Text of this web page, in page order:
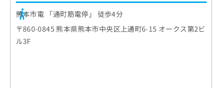
熊本市電 「通町筋電停」 徒歩4分
〒860-0845 熊本県熊本市中央区上通町6-15 オークス第2ビ
ル3F